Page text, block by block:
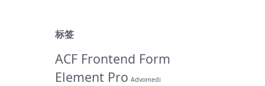
标签
ACF Frontend Form
Element Pro Advomedi